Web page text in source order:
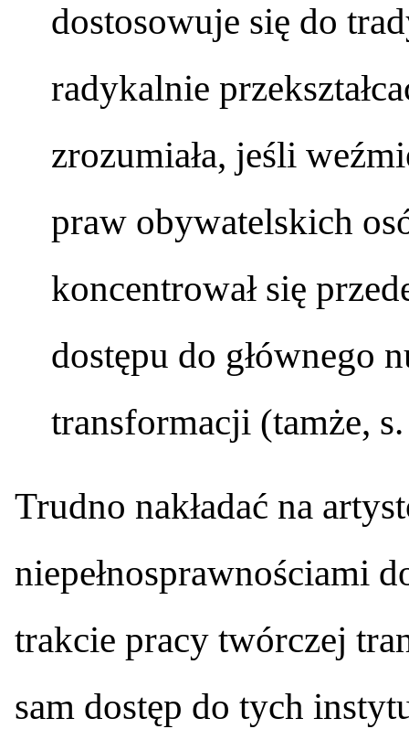
dostosowuje się do
radykalnie
zrozumiała, jeśli
praw obywatelskich
koncentrował się
dostępu do głównego
transformacji (tamże,
Trudno nakładać na
niepełnosprawnościami
trakcie pracy twórczej
sam dostęp do tych